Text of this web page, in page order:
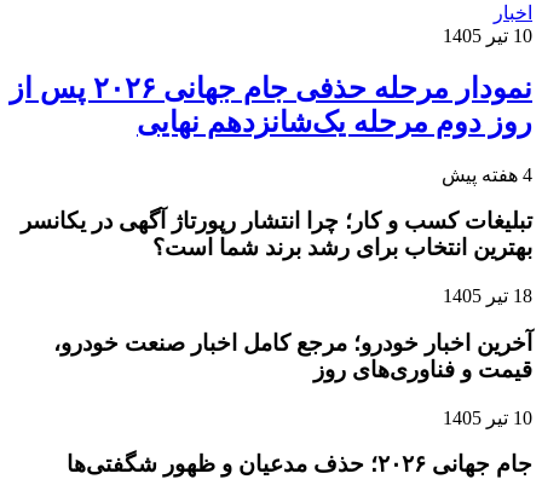
اخبار
10 تیر 1405
نمودار مرحله حذفی جام جهانی ۲۰۲۶ پس از
روز دوم مرحله یک‌شانزدهم نهایی
4 هفته پیش
تبلیغات کسب و کار؛ چرا انتشار رپورتاژ آگهی در یکانسر
بهترین انتخاب برای رشد برند شما است؟
18 تیر 1405
آخرین اخبار خودرو؛ مرجع کامل اخبار صنعت خودرو،
قیمت و فناوری‌های روز
10 تیر 1405
جام جهانی ۲۰۲۶؛ حذف مدعیان و ظهور شگفتی‌ها